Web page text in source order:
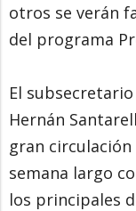
otros se verán
del programa
El
Hernán
gran
semana largo
los principales